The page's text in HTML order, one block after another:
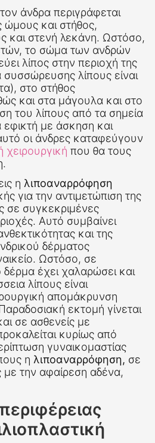
άνδρα περιγράφεται
ώμους και στήθος,
και στενή λεκάνη. Ωστόσο,
το σώμα των ανδρών
λίπος στην περιοχή της
συσσώρευσης λίπους είναι
στο στήθος
και στα μάγουλα και στο
του λίπους από τα σημεία
εφικτή με άσκηση και
οι άνδρες καταφεύγουν
χειρουργική που θα τους
η λιποαναρρόφηση
για την αντιμετώπιση της
σε συγκεκριμένες
Αυτό συμβαίνει
και της
δέρματος
Ωστόσο, σε
έχει χαλαρώσει και
λίπους είναι
απομάκρυνση
εκτομή γίνεται
σε ασθενείς με
κυρίως από
γυναικομαστίας
η λιποαναρρόφηση, σε
την αφαίρεση αδένα,